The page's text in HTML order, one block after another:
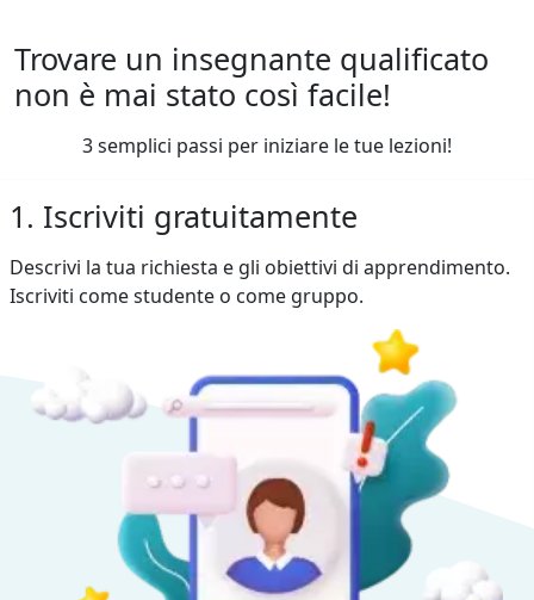
Trovare un insegnante qualificato
non è mai stato così facile!
3 semplici passi per iniziare le tue lezioni!
1. Iscriviti gratuitamente
Descrivi la tua richiesta e gli obiettivi di apprendimento.
Iscriviti come studente o come gruppo.